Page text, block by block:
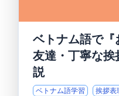
ベトナム語で『
友達・丁寧な
説
ベトナム語学習 挨拶表